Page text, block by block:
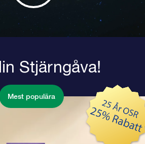
Stjärngåva!
Mest populära